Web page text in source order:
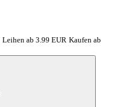
Leihen ab 3.99 EUR Kaufen ab